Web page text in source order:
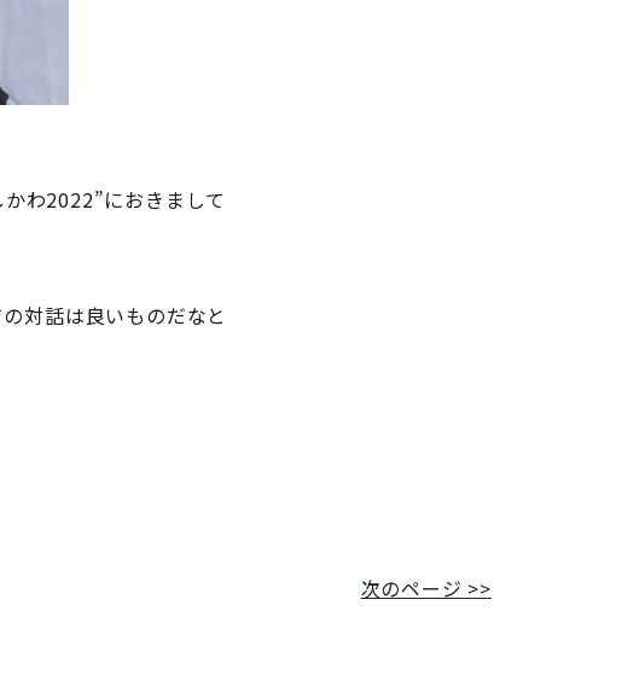
わ2022”におきまして
対話は良いものだなと
次のページ >>